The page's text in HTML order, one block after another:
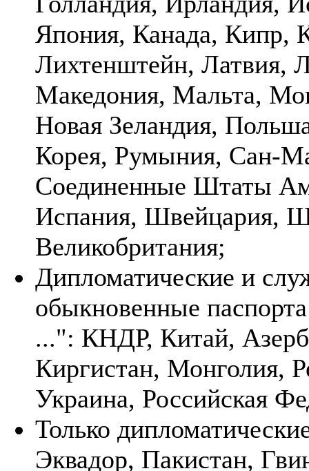
Япония, Канада, Кипр,
Лихтенштейн, Латвия,
Македония, Мальта,
Новая Зеландия,
Корея, Румыния, Сан-
Соединенные Штаты
Испания, Швейцария,
Великобритания;
Дипломатические и
обыкновенные
...": КНДР, Китай,
Киргистан, Монголия,
Украина, Российская
Только
Эквадор, Пакистан,